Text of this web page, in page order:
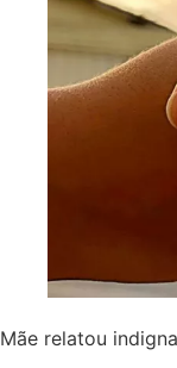
Mãe relatou